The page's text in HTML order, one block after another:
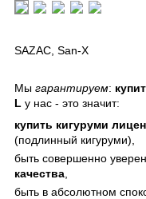
SAZAC San-X
Мы гарантируем:
L у нас - это значит:
купить кигуруми
(подлинный кигуруми),
быть совершенно
качества
быть в абсолютном